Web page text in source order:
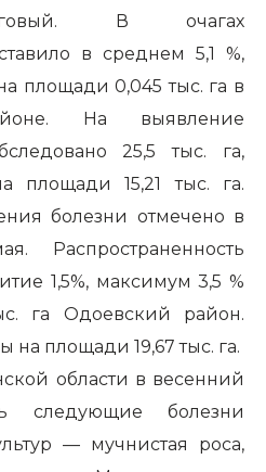
В очагах
в среднем 5,1 %,
площади 0,045 тыс. га в
На выявление
25,5 тыс. га,
площади 15,21 тыс. га.
болезни отмечено в
Распространенность
1,5%, максимум 3,5 %
га Одоевский район.
площади 19,67 тыс. га.
области в весенний
следующие болезни
— мучнистая роса,